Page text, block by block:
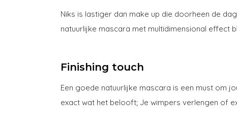
Niks is lastiger dan make up die doorheen de
natuurlijke mascara met multidimensional effect
Finishing touch
Een goede natuurlijke mascara is een must om
exact wat het belooft; Je wimpers verlengen of